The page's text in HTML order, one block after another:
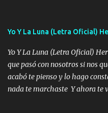
viento a su hijo y aunque
seguiré esperando hasta
tengo de mi mente no se va,
tu papá, a veces me pongo
que tu me escuchas porque tu
Yo Y La Luna (Letra Oficial)
Yo Y La Luna (Letra Oficial)
que pasó con nosotros si nos
acabó te pienso y lo hago
nada te marchaste Y ahora te